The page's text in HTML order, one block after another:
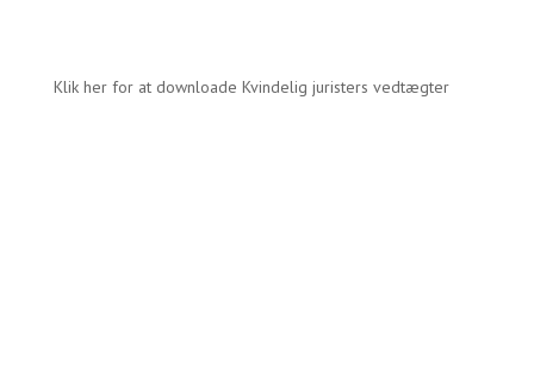
Klik her for at downloade Kvindelig juristers vedtægter